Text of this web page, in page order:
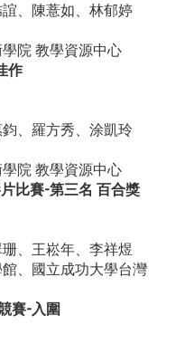
、陳薏如、林郁婷
院 教學資源中心
作
、羅方秀、涂凱玲
院 教學資源中心
比賽-第三名 百合獎
、王崧年、李祥煜
、國立成功大學台灣
賽-入圍